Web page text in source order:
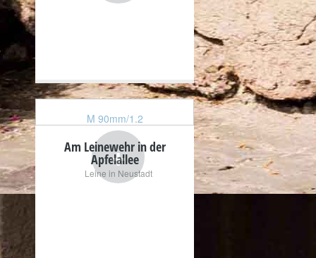
M 90mm/1.2
+
Am Leinewehr in der
Apfelallee
Leine in Neustadt